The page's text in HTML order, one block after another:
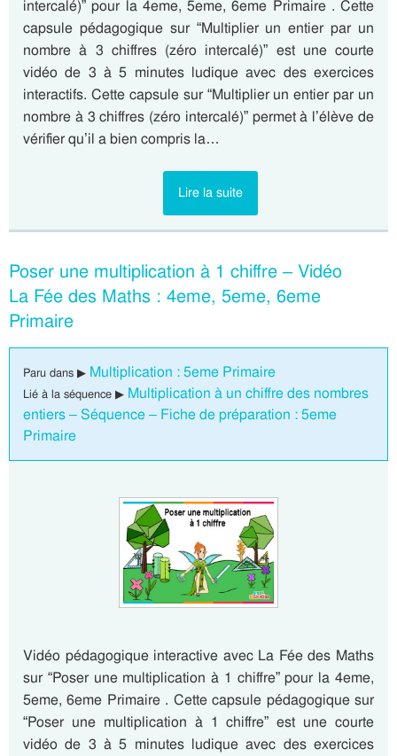
intercalé)” pour la 4eme, 5eme, 6eme Primaire . Cette
capsule pédagogique sur “Multiplier un entier par un
nombre à 3 chiffres (zéro intercalé)” est une courte
vidéo de 3 à 5 minutes ludique avec des exercices
interactifs. Cette capsule sur “Multiplier un entier par un
nombre à 3 chiffres (zéro intercalé)” permet à l’élève de
vérifier qu’il a bien compris la…
Lire la suite
Poser une multiplication à 1 chiffre – Vidéo
La Fée des Maths : 4eme, 5eme, 6eme
Primaire
Paru dans ▶ Multiplication : 5eme Primaire
Lié à la séquence ▶ Multiplication à un chiffre des nombres
entiers – Séquence – Fiche de préparation : 5eme
Primaire
Vidéo pédagogique interactive avec La Fée des Maths
sur “Poser une multiplication à 1 chiffre” pour la 4eme,
5eme, 6eme Primaire . Cette capsule pédagogique sur
“Poser une multiplication à 1 chiffre” est une courte
vidéo de 3 à 5 minutes ludique avec des exercices